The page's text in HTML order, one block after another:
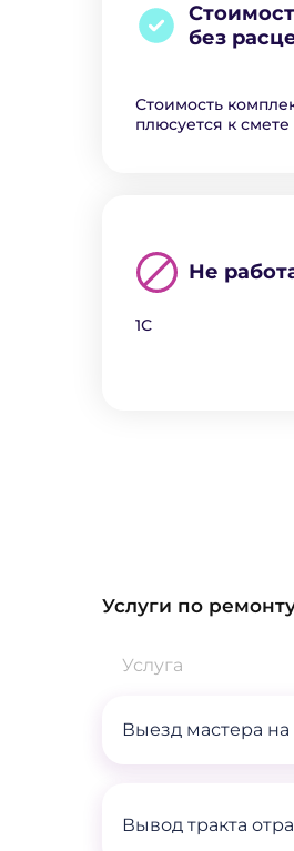
без
Стоимость
плюсуется к
Не
1С
Услуги по
Услуга
Выезд мастера
Вывод тракта